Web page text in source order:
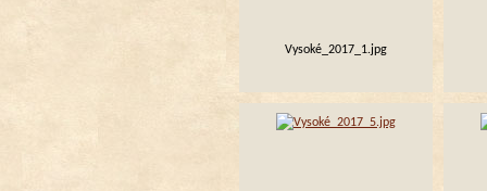
Vysoké_2017_1.jpg